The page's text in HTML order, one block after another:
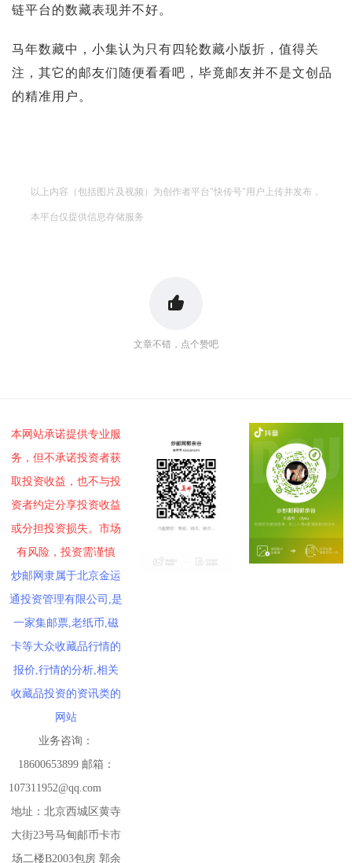
链平台的数藏表现并不好。
马年数藏中，小集认为只有四轮数藏小版折，值得关
注，其它的邮友们随便看看吧，毕竟邮友并不是文创品
的精准用户。
以上内容（包括图片及视频）为创作者平台"快传号"用户上传并发布，
本平台仅提供信息存储服务
文章不错，点个赞吧
本网站承诺提供专业服
务，但不承诺投资者获
取投资收益，也不与投
资者约定分享投资收益
或分担投资损失。市场
有风险，投资需谨慎
炒邮网隶属于北京金运
通投资管理有限公司,是
一家集邮票,老纸币,磁
卡等大众收藏品行情的
报价,行情的分析,相关
收藏品投资的资讯类的
网站
业务咨询：
18600653899 邮箱：
107311952@qq.com
地址：北京西城区黄寺
大街23号马甸邮币卡市
场二楼B2003包房 郭余